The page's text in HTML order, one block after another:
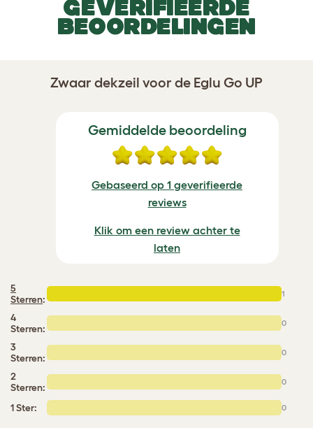
GEVERIFIEERDE
BEOORDELINGEN
Zwaar dekzeil voor de Eglu Go UP
Gemiddelde beoordeling
Gebaseerd op 1 geverifieerde
reviews
Klik om een review achter te
laten
5
Sterren: 1
4
Sterren:
0
3
Sterren:
0
2
Sterren:
0
1 Ster: 0